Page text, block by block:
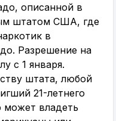
описанной в
штатом США, где
в
Разрешение на
с 1 января.
штата, любой
21-летнего
может владеть